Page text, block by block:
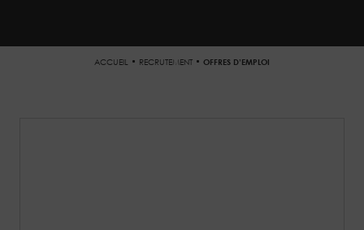
ACCUEIL RECRUTEMENT OFFRES D’EMPLOI